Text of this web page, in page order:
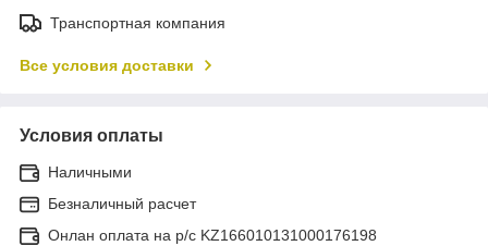
Транспортная компания
Все условия доставки
Условия оплаты
Наличными
Безналичный расчет
Онлан оплата на р/с KZ166010131000176198